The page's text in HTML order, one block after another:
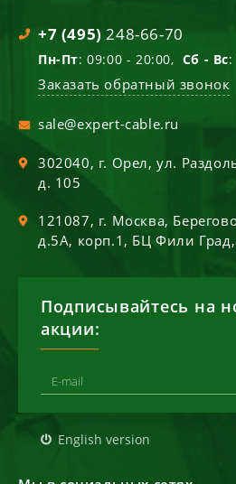
+7 (495) 248-66-70
Пн-Пт: 09:00 - 20:00, Сб - Вс
Заказать обратный звонок
sale@expert-cable.ru
302040, г. Орел,ул.
д. 105
121087, г. Москва,
д.5А, корп.1, БЦ Фили
Подписывайтесь на
акции:
English version